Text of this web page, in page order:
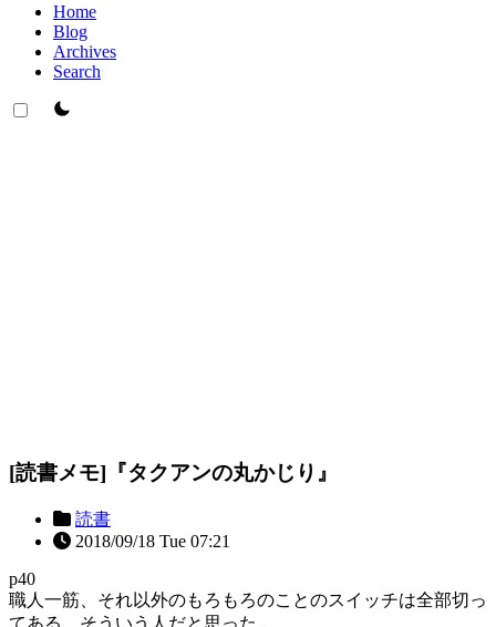
Home
Blog
Archives
Search
theme switcher
[読書メモ]『タクアンの丸かじり』
読書
2018/09/18 Tue 07:21
p40
職人一筋、それ以外のもろもろのことのスイッチは全部切っ
てある、そういう人だと思った。